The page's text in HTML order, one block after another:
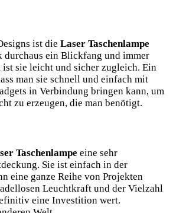
ist die Laser Taschenlampe
durchaus ein Blickfang​ und immer
ist sie leicht​ und sicher zugleich. Ein
man sie schnell⁤ und​ einfach ⁣mit
in Verbindung ⁣bringen ⁢kann, um
zu erzeugen,​ die ​man benötigt.
‌Taschenlampe eine⁢ sehr
⁢Sie ist einfach in der
eine⁢ ganze Reihe von Projekten
Leuchtkraft und ​der ​Vielzahl
eine Investition ⁣wert.